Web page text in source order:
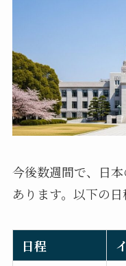
今後数週間で、日
あります。以下の日
日程